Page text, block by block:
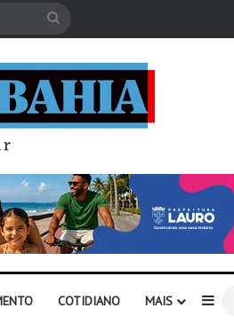
COTIDIANO MAIS